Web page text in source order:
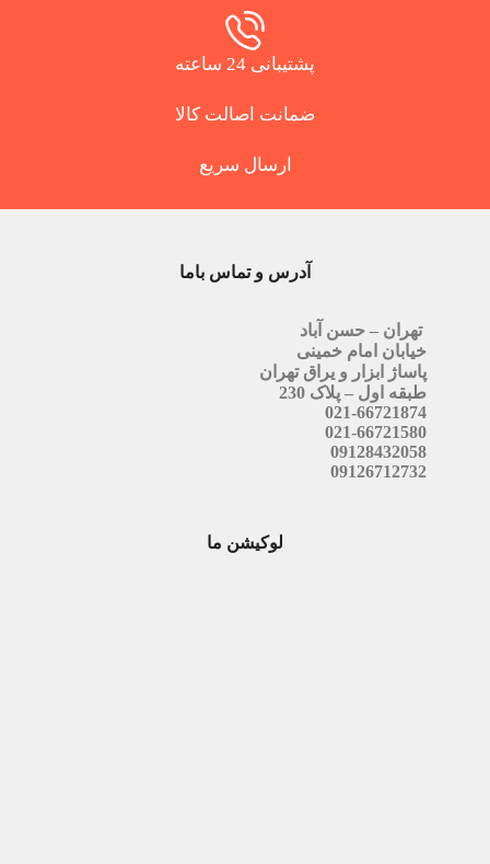
پشتیبانی 24 ساعته
ضمانت اصالت کالا
ارسال سریع
آدرس و تماس باما
تهران – حسن آباد
خیابان امام خمینی
پاساژ ابزار و یراق تهران
طبقه اول – پلاک 230
021-66721874
021-66721580
09128432058
09126712732
لوکیشن ما